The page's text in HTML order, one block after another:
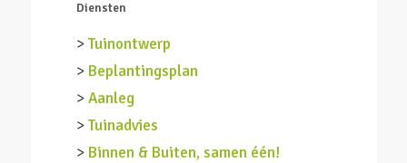
Diensten
>Tuinontwerp
> Beplantingsplan
>Aanleg
>Tuinadvies
> Binnen & Buiten, samen één!